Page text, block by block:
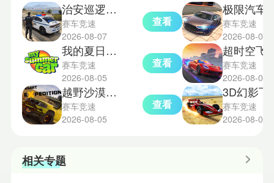
治安巡逻警车模拟器
赛车竞速
2026-08-07
查看
我的夏日汽车中文版
赛车竞速
2026-08-05
查看
越野沙漠探险模拟器
赛车竞速
2026-08-05
查看
赛车竞速
2026-08-04
赛车竞速
2026-08-03
赛车竞速
2026-08-03
相关专题